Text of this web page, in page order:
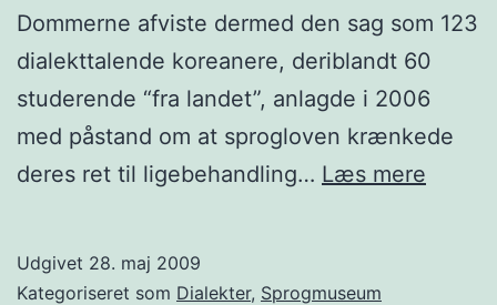
Dommerne afviste dermed den sag som 123
dialekttalende koreanere, deriblandt 60
studerende “fra landet”, anlagde i 2006
med påstand om at sprogloven krænkede
deres ret til ligebehandling… Læs mere
Udgivet 28. maj 2009
Kategoriseret som Dialekter, Sprogmuseum